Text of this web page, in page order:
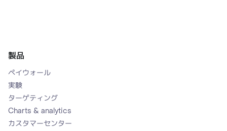
製品
ペイウォール
実験
ターゲティング
Charts & analytics
カスタマーセンター